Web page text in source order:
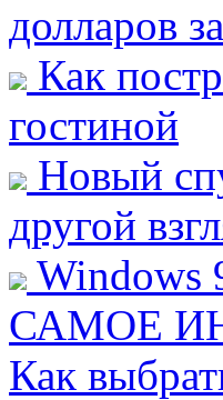
долларов
Как
гостиной
Новый
другой
Windows
САМОЕ
Как